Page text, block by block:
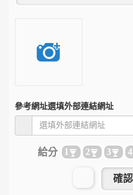
參考網址選填外部連結網址
給分 1 2 3 4